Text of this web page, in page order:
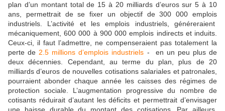
plan d’un montant total de 15 à 20 milliards d’euros sur 5 à 10
ans, permettrait de se fixer un objectif de 300 000 emplois
industriels. L’activité et les emplois industriels, généreraient
mécaniquement, 600 000 à 900 000 emplois indirects et induits.
Ceux-ci, il faut l’admettre, ne compenseraient pas totalement la
perte de2.5 millions d’emplois industriels - en un peu plus de
deux décennies. Cependant, au terme du plan, plus de 20
milliards d’euros de nouvelles cotisations salariales et patronales,
pourraient abonder chaque année les caisses des régimes de
protection sociale. L’augmentation progressive du nombre de
cotisants réduirait d’autant les déficits et permettrait d’envisager